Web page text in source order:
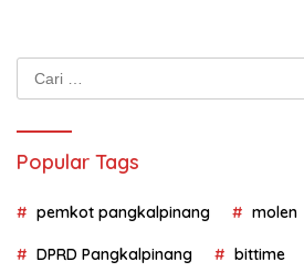
Cari
untuk:
Popular Tags
pemkot pangkalpinang molen
DPRD Pangkalpinang bittime